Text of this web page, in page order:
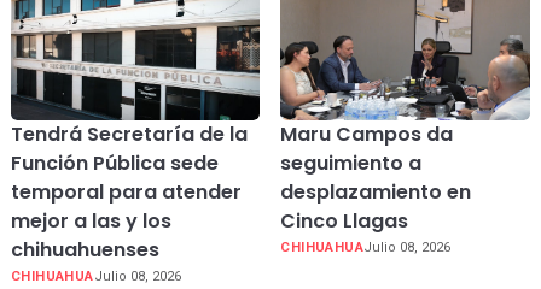
Tendrá Secretaría de la
Función Pública sede
temporal para atender
mejor a las y los
chihuahuenses
CHIHUAHUAJulio 08, 2026
Maru Campos da
seguimiento a
desplazamiento en
Cinco Llagas
CHIHUAHUAJulio 08, 2026